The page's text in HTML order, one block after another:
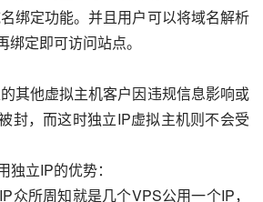
绑定功能。并且用户可以将域名解析
定即可访问站点。
其他虚拟主机客户因违规信息影响或
封，而这时独立IP虚拟主机则不会受
独立IP的优势：
众所周知就是几个VPS公用一个IP，